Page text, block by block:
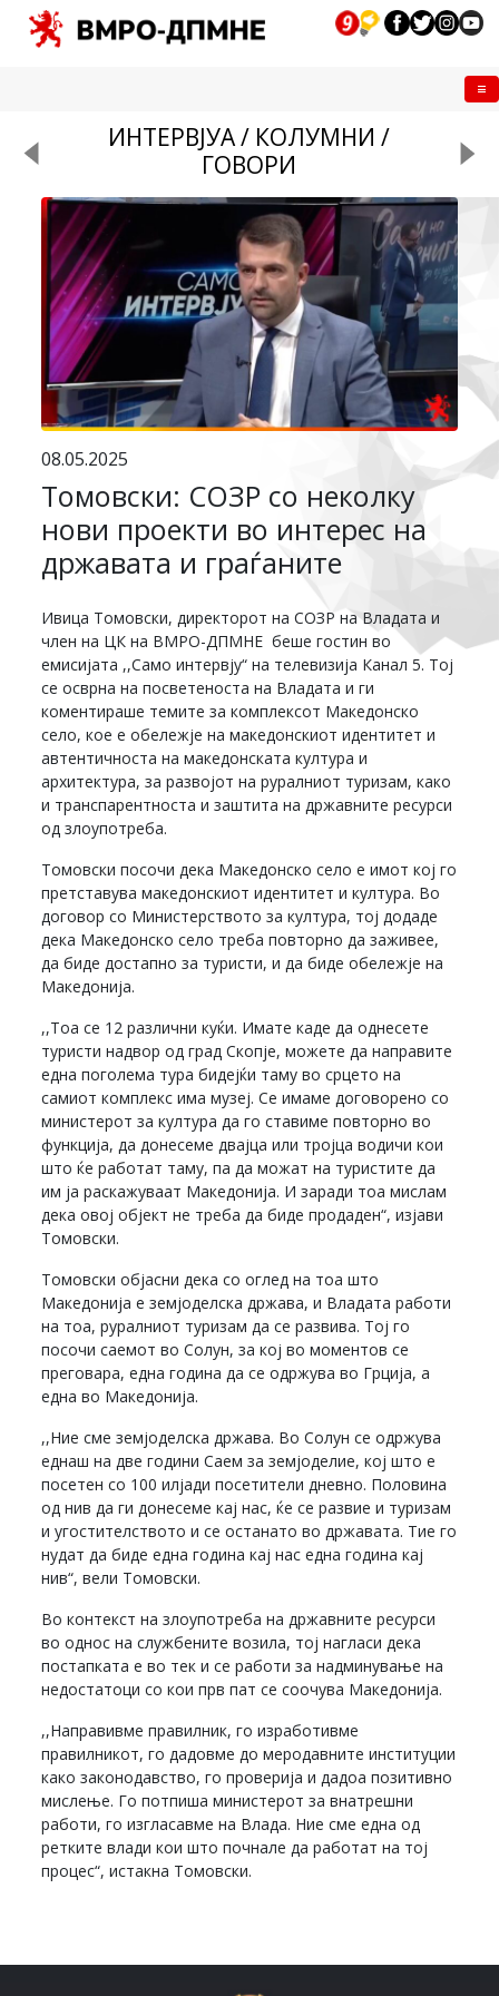
ИНТЕРВЈУА / КОЛУМНИ /
ГОВОРИ
08.05.2025
Томовски: СОЗР со неколку
нови проекти во интерес на
државата и граѓаните
Ивица Томовски, директорот на СОЗР на Владата и
член на ЦК на ВМРО-ДПМНЕ беше гостин во
емисијата ,,Само интервју“ на телевизија Канал 5. Тој
се осврна на посветеноста на Владата и ги
коментираше темите за комплексот Македонско
село, кое е обележје на македонскиот идентитет и
автентичноста на македонската култура и
архитектура, за развојот на руралниот туризам, како
и транспарентноста и заштита на државните ресурси
од злоупотреба.
Томовски посочи дека Македонско село е имот кој го
претставува македонскиот идентитет и култура. Во
договор со Министерството за култура, тој додаде
дека Македонско село треба повторно да заживее,
да биде достапно за туристи, и да биде обележје на
Македонија.
,,Тоа се 12 различни куќи. Имате каде да однесете
туристи надвор од град Скопје, можете да направите
една поголема тура бидејќи таму во срцето на
самиот комплекс има музеј. Се имаме договорено со
министерот за култура да го ставиме повторно во
функција, да донесеме двајца или тројца водичи кои
што ќе работат таму, па да можат на туристите да
им ја раскажуваат Македонија. И заради тоа мислам
дека овој објект не треба да биде продаден“, изјави
Томовски.
Томовски објасни дека со оглед на тоа што
Македонија е земјоделска држава, и Владата работи
на тоа, руралниот туризам да се развива. Тој го
посочи саемот во Солун, за кој во моментов се
преговара, една година да се одржува во Грција, а
една во Македонија.
,,Ние сме земјоделска држава. Во Солун се одржува
еднаш на две години Саем за земјоделие, кој што е
посетен со 100 илјади посетители дневно. Половина
од нив да ги донесеме кај нас, ќе се развие и туризам
и угостителството и се останато во државата. Тие го
нудат да биде една година кај нас една година кај
нив“, вели Томовски.
Во контекст на злоупотреба на државните ресурси
во однос на службените возила, тој нагласи дека
постапката е во тек и се работи за надминување на
недостатоци со кои прв пат се соочува Македонија.
,,Направивме правилник, го изработивме
правилникот, го дадовме до меродавните институции
како законодавство, го проверија и дадоа позитивно
мислење. Го потпиша министерот за внатрешни
работи, го изгласавме на Влада. Ние сме една од
ретките влади кои што почнале да работат на тој
процес“, истакна Томовски.